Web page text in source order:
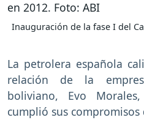
Inauguración de la fase I del
La petrolera española
relación de la
boliviano, Evo
cumplió sus